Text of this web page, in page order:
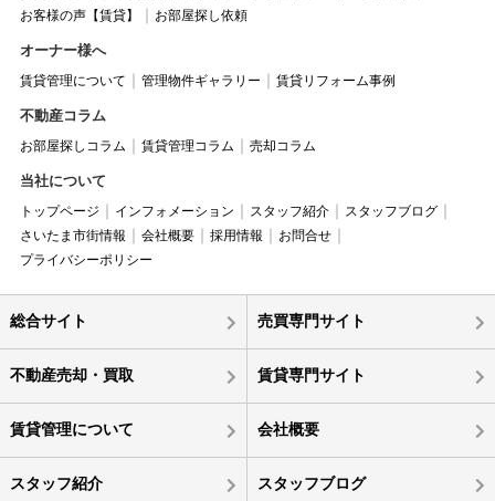
お客様の声【賃貸】
お部屋探し依頼
オーナー様へ
賃貸管理について 管理物件ギャラリー 賃貸リフォーム事例
不動産コラム
お部屋探しコラム 賃貸管理コラム 売却コラム
当社について
トップページ インフォメーション スタッフ紹介
スタッフブログ
さいたま市街情報
会社概要 採用情報
お問合せ
プライバシーポリシー
総合サイト 売買専門サイト
不動産売却・買取 賃貸専門サイト
賃貸管理について 会社概要
スタッフ紹介 スタッフブログ